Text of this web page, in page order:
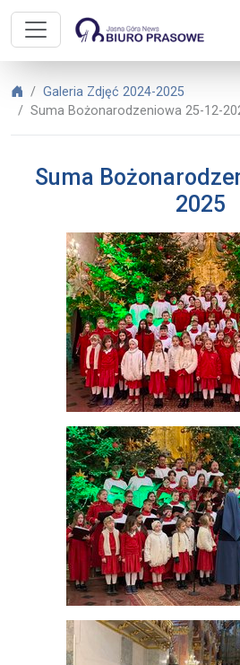
Biuro Prasowe
Biuro Prasowe Jasnej Góry
Galeria Zdjęć 2024-2025
Suma Bożonarodzeniowa 25-12-
Suma
2025